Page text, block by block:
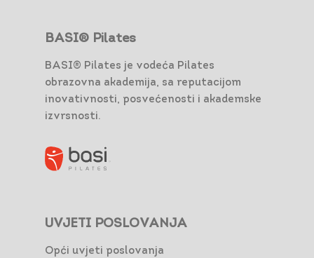
BASI® Pilates
BASI® Pilates je vodeća Pilates
obrazovna akademija, sa reputacijom
inovativnosti, posvećenosti i akademske
izvrsnosti.
UVJETI POSLOVANJA
Opći uvjeti poslovanja